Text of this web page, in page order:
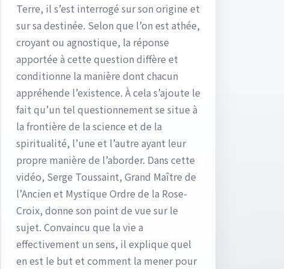
Terre, il s’est interrogé sur son origine et
sur sa destinée. Selon que l’on est athée,
croyant ou agnostique, la réponse
apportée à cette question diffère et
conditionne la manière dont chacun
appréhende l’existence. À cela s’ajoute le
fait qu’un tel questionnement se situe à
la frontière de la science et de la
spiritualité, l’une et l’autre ayant leur
propre manière de l’aborder. Dans cette
vidéo, Serge Toussaint, Grand Maître de
l’Ancien et Mystique Ordre de la Rose-
Croix, donne son point de vue sur le
sujet. Convaincu que la vie a
effectivement un sens, il explique quel
en est le but et comment la mener pour